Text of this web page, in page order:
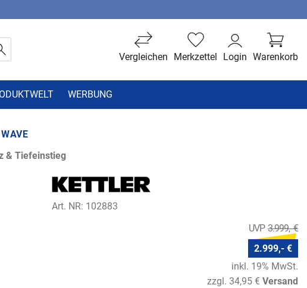
Warenkorb
Login
Merkzettel
Vergleichen
WERBUNG
& Tiefeinstieg
Art. NR: 102883
3.999,- €
2.999,- €
inkl. 19% MwSt.
zzgl. 34,95 € Versand